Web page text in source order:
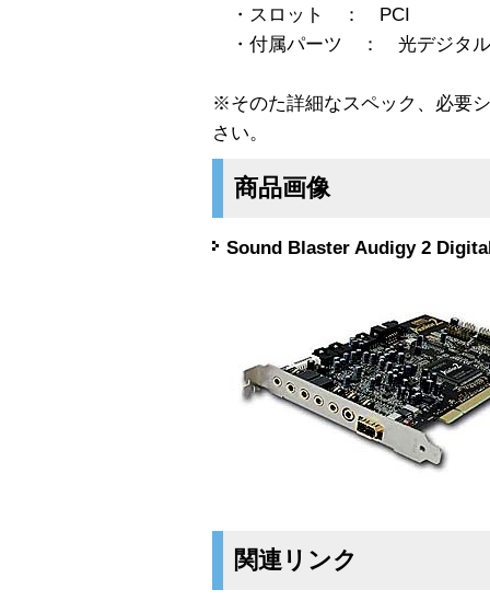
・スロット ： PCI
・付属パーツ ： 光デジタル
※そのた詳細なスペック、必要
さい。
商品画像
Sound Blaster Audigy 2
関連リンク